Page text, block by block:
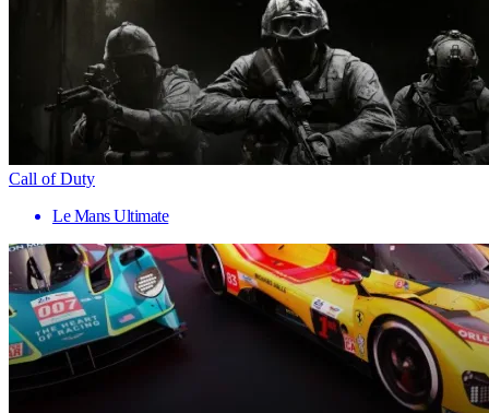
Call of Duty
Le Mans Ultimate